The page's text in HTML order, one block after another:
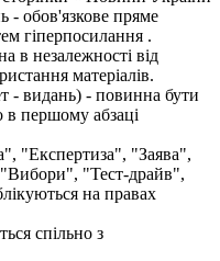
- обов'язкове пряме
гіперпосилання .
в незалежності від
матеріалів.
- видань) - повинна бути
в першому абзаці
"Експертиза", "Заява",
"Тест-драйв",
на правах
спільно з